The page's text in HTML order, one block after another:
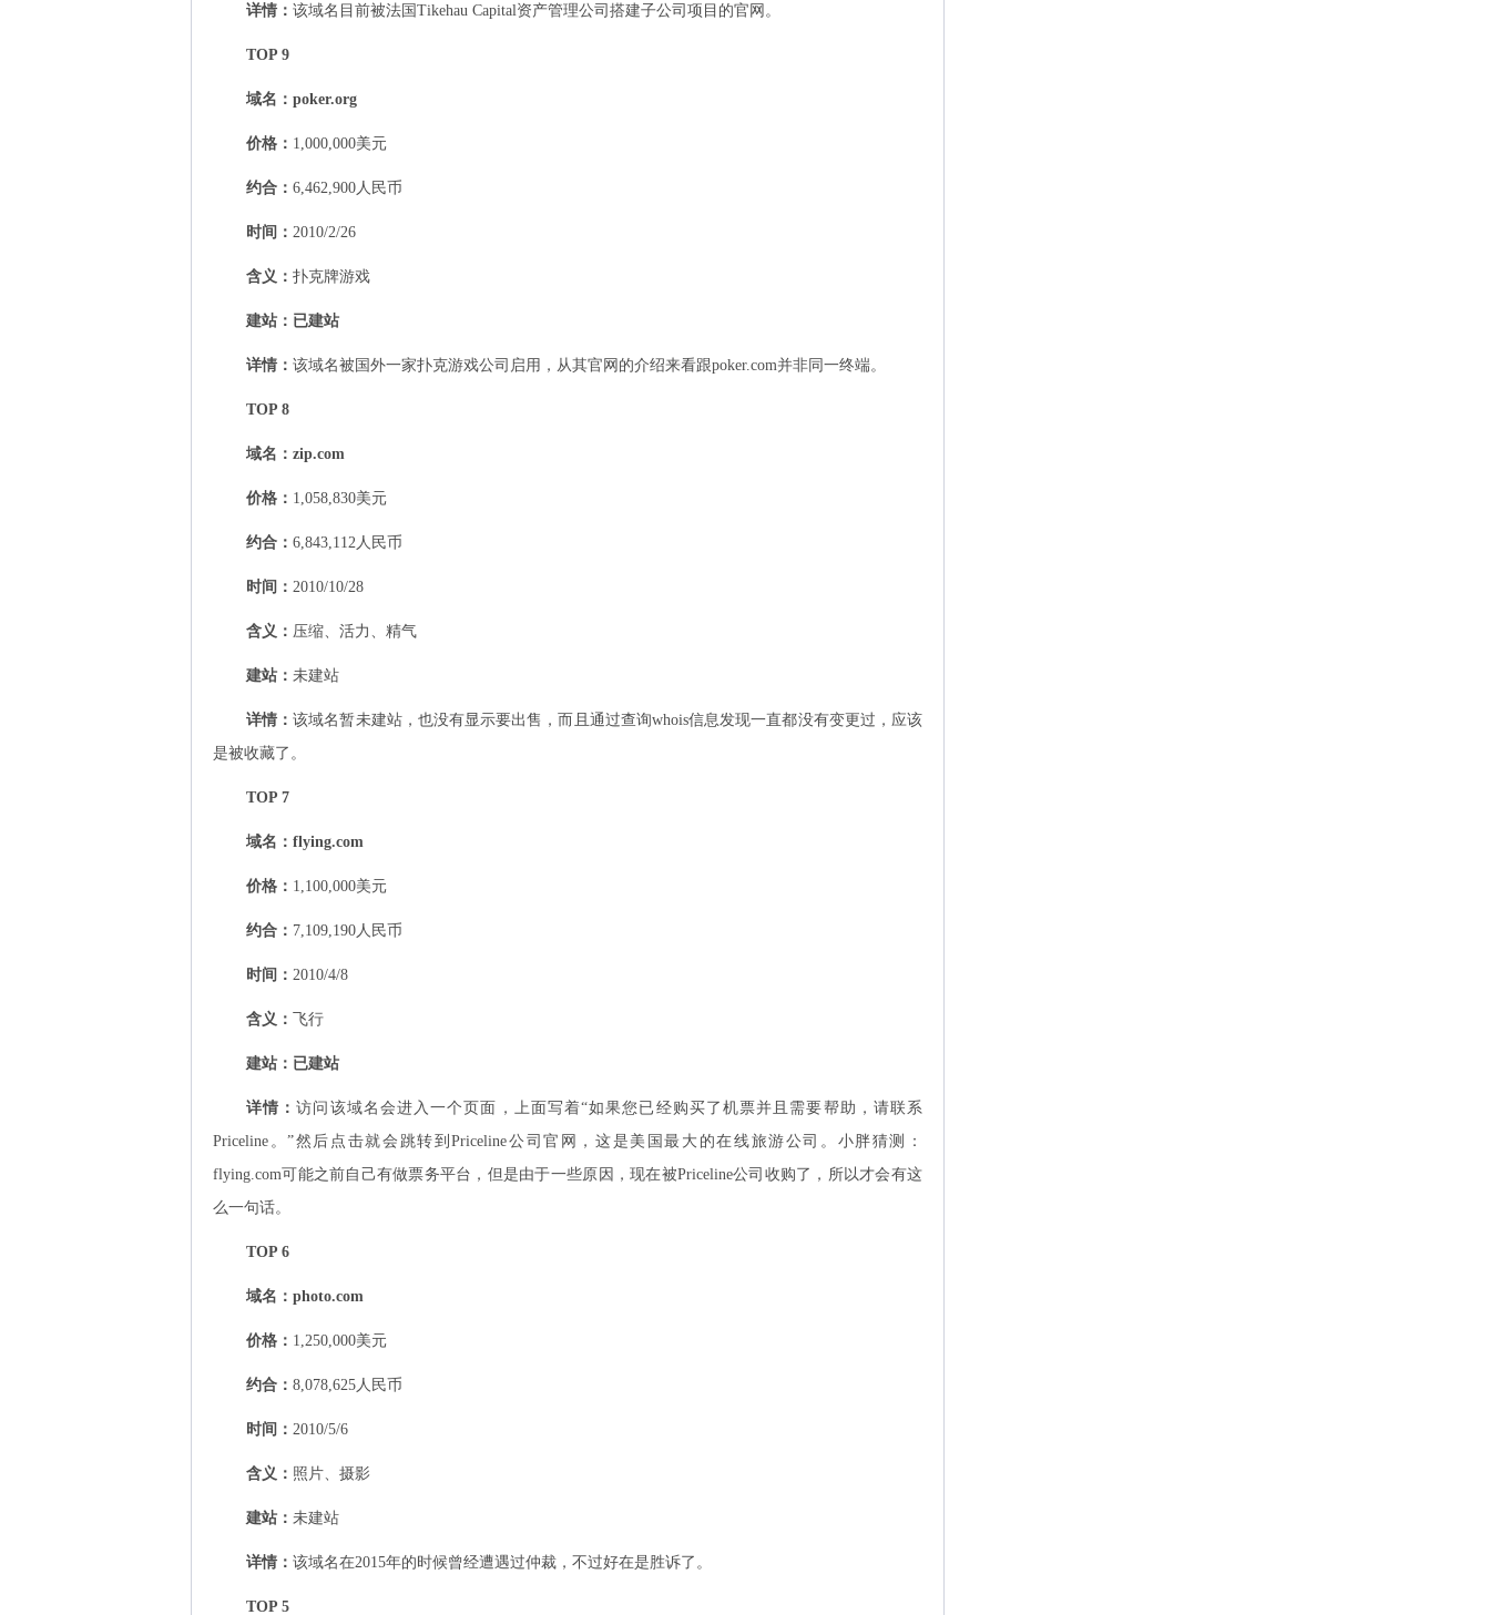
详情： 该域名目前被法国Tikehau Capital资产管理公司搭建子公司项目的官网。
TOP 9
域名： poker.org
价格： 1,000,000美元
约合： 6,462,900人民币
时间： 2010/2/26
含义： 扑克牌游戏
建站： 已建站
详情： 该域名被国外一家扑克游戏公司启用，从其官网的介绍来看跟poker.com并非同一终端。
TOP 8
域名： zip.com
价格： 1,058,830美元
约合： 6,843,112人民币
时间 ： 2010/10/28
含义： 压缩、活力、精气
建站： 未建站
详情：该域名暂未建站，也没有显示要出售，而且通过查询whois信息发现一直都没有变更过，应该
是被收藏了。
TOP 7
域名： flying.com
价格： 1,100,000美元
约合： 7,109,190人民币
时间： 2010/4/8
含义： 飞行
建站： 已建站
详情：访问该域名会进入一个页面，上面写着“如果您已经购买了机票并且需要帮助，请联系
Priceline。”然后点击就会跳转到Priceline公司官网，这是美国最大的在线旅游公司。小胖猜测：
flying.com可能之前自己有做票务平台，但是由于一些原因，现在被Priceline公司收购了，所以才会有这
么一句话。
TOP 6
域名： photo.com
价格： 1,250,000美元
约合： 8,078,625人民币
时间： 2010/5/6
含义： 照片、摄影
建站： 未建站
详情： 该域名在2015年的时候曾经遭遇过仲裁，不过好在是胜诉了。
TOP 5